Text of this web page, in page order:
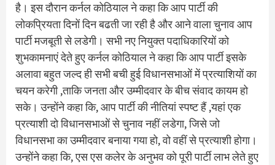
है। इस दौरान कर्नल कोठियाल ने कहा कि आप पार्टी की
लोकप्रियता दिनों दिन बढती जा रही है और आने वाला चुनाव आप
पार्टी मजबूती से लडेगी। सभी नए नियुक्त पदाधिकारियों को
शुभकामनाएं देते हुए कर्नल कोठियाल ने कहा कि आप पार्टी इसके
अलावा बहुत जल्द ही सभी बची हुई विधानसभाओं में प्रत्याशियों का
चयन करेगी ,ताकि जनता और उम्मीदवार के बीच संवाद कायम हो
सके। उन्होंने कहा कि, आप पार्टी की नीतियां स्पष्ट हैं ,यहां एक
प्रत्याशी दो विधानसभाओं से चुनाव नहीं लडेगा, जिसे जो
विधानसभा का उम्मीदवार बनाया गया हो, वो वहीं से प्रत्याशी होगा।
उन्होंने कहा कि, एस एस कलेर के अनुभव को पूरी पार्टी लाभ लेते हुए